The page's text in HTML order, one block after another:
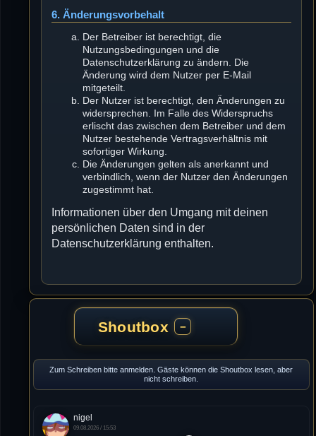
6. Änderungsvorbehalt
Der Betreiber ist berechtigt, die
Nutzungsbedingungen und die
Datenschutzerklärung zu ändern. Die
Änderung wird dem Nutzer per E-Mail
mitgeteilt.
Der Nutzer ist berechtigt, den Änderungen zu
widersprechen. Im Falle des Widerspruchs
erlischt das zwischen dem Betreiber und dem
Nutzer bestehende Vertragsverhältnis mit
sofortiger Wirkung.
Die Änderungen gelten als anerkannt und
verbindlich, wenn der Nutzer den Änderungen
zugestimmt hat.
Informationen über den Umgang mit deinen
persönlichen Daten sind in der
Datenschutzerklärung enthalten.
Shoutbox −
Zum Schreiben bitte anmelden. Gäste können die Shoutbox lesen, aber
nicht schreiben.
nigel
09.08.2026 / 15:53